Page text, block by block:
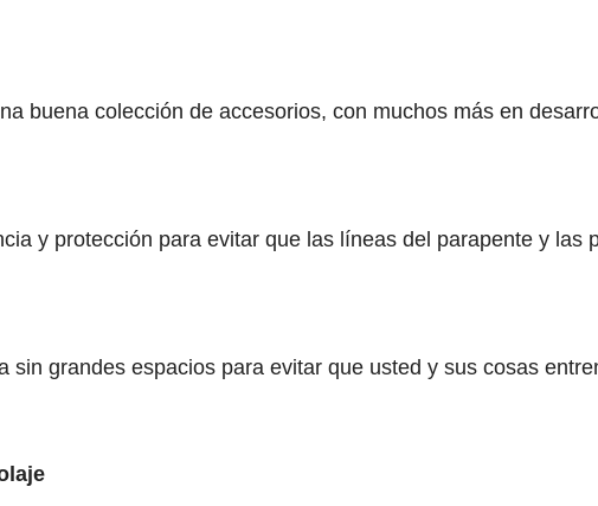
buena colección de accesorios, con muchos más en
y protección para evitar que las líneas del parapente y las
sin grandes espacios para evitar que usted y sus cosas